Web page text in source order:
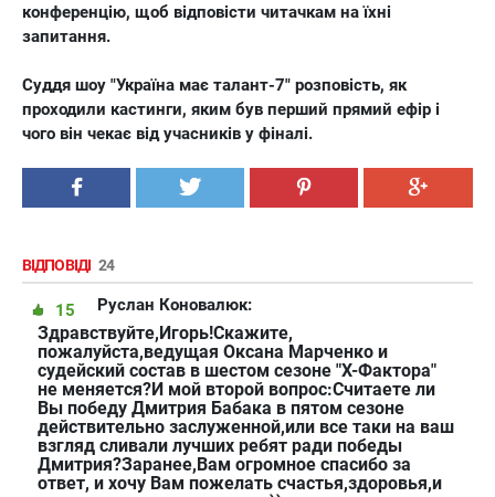
конференцію, щоб відповісти читачкам на їхні
запитання.
Суддя шоу "Україна має талант-7" розповість, як
проходили кастинги, яким був перший прямий ефір і
чого він чекає від учасників у фіналі.
ВІДПОВІДІ 24
Руслан Коновалюк:
15
Здравствуйте,Игорь!Скажите,
пожалуйста,ведущая Оксана Марченко и
судейский состав в шестом сезоне "Х-Фактора"
не меняется?И мой второй вопрос:Считаете ли
Вы победу Дмитрия Бабака в пятом сезоне
действительно заслуженной,или все таки на ваш
взгляд сливали лучших ребят ради победы
Дмитрия?Заранее,Вам огромное спасибо за
ответ, и хочу Вам пожелать счастья,здоровья,и